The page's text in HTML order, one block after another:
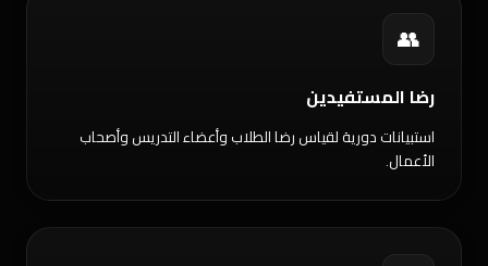
👥
رضا المستفيدين
استبيانات دورية لقياس رضا الطلاب وأعضاء التدريس وأصحاب
الأعمال.